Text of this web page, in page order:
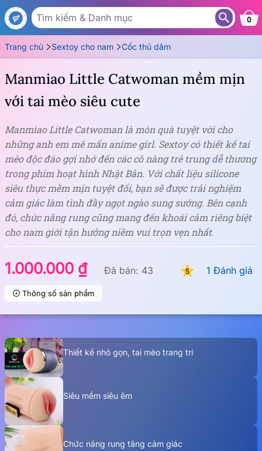
0
Trang chủ Sextoy cho nam Cốc thủ dâm
1.000.000 ₫ Đã bán: 43 5 1 Đánh giá
Thông số sản phẩm
Manmiao Little Catwoman mềm mịn
với tai mèo siêu cute
Manmiao Little Catwoman là món quà tuyệt vời cho
những anh em mê mẩn anime girl. Sextoy có thiết kế tai
mèo độc đáo gợi nhớ đến các cô nàng trẻ trung dễ thương
trong phim hoạt hình Nhật Bản. Với chất liệu silicone
siêu thực mềm mịn tuyệt đối, bạn sẽ được trải nghiệm
cảm giác làm tình đầy ngọt ngào sung sướng. Bên cạnh
đó, chức năng rung cũng mang đến khoái cảm riêng biệt
cho nam giới tận hưởng niềm vui trọn vẹn nhất.
Thiết kế nhỏ gọn, tai mèo trang trí
Siêu mềm siêu êm
Chức năng rung tăng cảm giác